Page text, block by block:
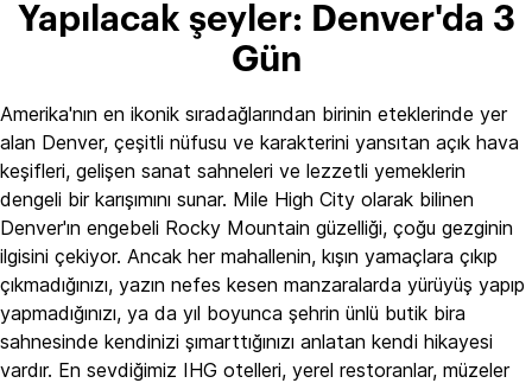
Yapılacak şeyler: Denver'da 3
Gün
Amerika'nın en ikonik sıradağlarından birinin eteklerinde yer
alan Denver, çeşitli nüfusu ve karakterini yansıtan açık hava
keşifleri, gelişen sanat sahneleri ve lezzetli yemeklerin
dengeli bir karışımını sunar. Mile High City olarak bilinen
Denver'ın engebeli Rocky Mountain güzelliği, çoğu gezginin
ilgisini çekiyor. Ancak her mahallenin, kışın yamaçlara çıkıp
çıkmadığınızı, yazın nefes kesen manzaralarda yürüyüş yapıp
yapmadığınızı, ya da yıl boyunca şehrin ünlü butik bira
sahnesinde kendinizi şımarttığınızı anlatan kendi hikayesi
vardır. En sevdiğimiz IHG otelleri, yerel restoranlar, müzeler